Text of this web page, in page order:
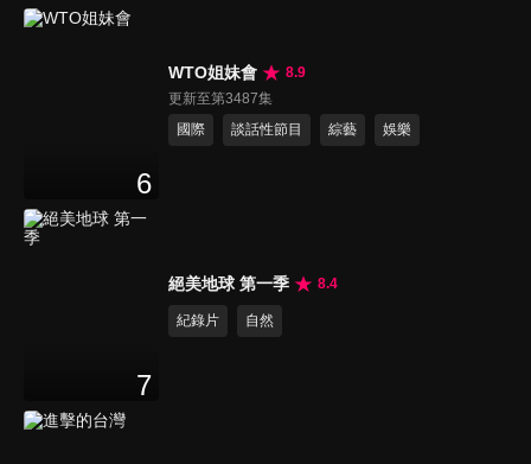
6
WTO姐妹會
8.9
更新至第3487集
國際
談話性節目 綜藝 娛樂
7
絕美地球 第一季 8.4
紀錄片 自然